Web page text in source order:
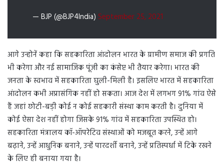
— BJP (@BJP4India) September 25, 2021
आगे उन्होनें कहा कि सहकारिता आंदोलन भारत के ग्रामीण समाज की प्रगति
भी करेगा और नई सामाजिक पूंजी का कंसेप्ट भी तैयार करेगा। भारत की
जनता के स्वभाव में सहकारिता घुली-मिली है। इसलिए भारत में सहकारिता
आंदोलन कभी अप्रासंगिक नहीं हो सकता। आज देश में लगभग 91% गांव ऐसे
हैं जहां छोटी-बड़ी कोई न कोई सहकारी संस्था काम करती है। दुनिया में
कोई ऐसा देश नहीं होगा जिसके 91% गांव में सहकारिता उपस्थित हो।
सहकारिता मंत्रालय कॉ-ऑपरेटिव संस्थाओं को मजबूत करने, उन्हें आगे
बढ़ाने, उन्हें आधुनिक बनाने, उन्हें पारदर्शी बनाने, उन्हें प्रतिस्पर्धा में टिके रखने
के लिए ही बनाया गया है।